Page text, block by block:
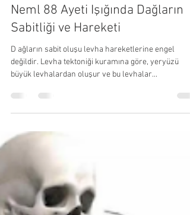
MUSTAFA ALİ UÇAR
24 Ara 2023
6 dakikada okunur
Neml 88 Ayeti Işığında Dağların
Sabitliği ve Hareketi
D ağların sabit oluşu levha hareketlerine engel
değildir. Levha tektoniği kuramına göre, yeryüzü